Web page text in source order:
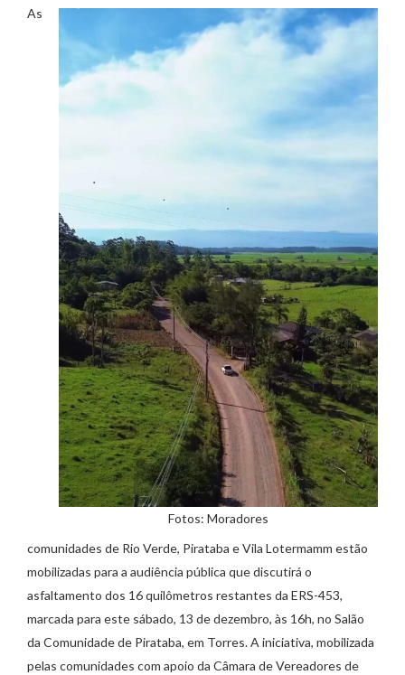
Fotos: Moradores
As
comunidades de Rio Verde, Pirataba e Vila Lotermamm estão
mobilizadas para a audiência pública que discutirá o
asfaltamento dos 16 quilômetros restantes da ERS-453,
marcada para este sábado, 13 de dezembro, às 16h, no Salão
da Comunidade de Pirataba, em Torres. A iniciativa, mobilizada
pelas comunidades com apoio da Câmara de Vereadores de